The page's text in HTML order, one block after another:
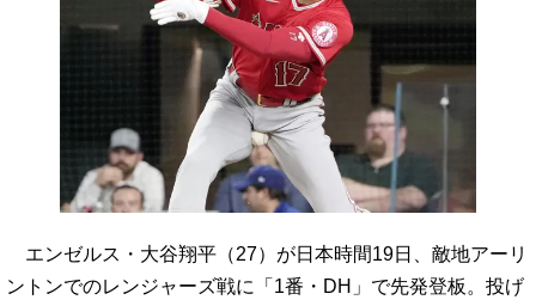
エンゼルス・大谷翔平（27）が日本時間19日、敵地アーリ
ントンでのレンジャーズ戦に「1番・DH」で先発登板。投げ